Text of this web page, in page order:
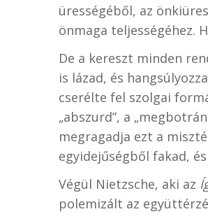
ürességéből, az
önmaga teljességéhez.
De a kereszt minden
is lázad, és
cserélte fel szolgai
„abszurd”, a
megragadja ezt a
egyidejűségből fakad,
Végül Nietzsche, aki az
polemizált az